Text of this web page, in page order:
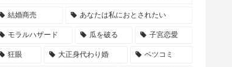
結婚商売 あなたは私におとされたい
モラルハザード 瓜を破る 子宮恋愛
狂眼 大正身代わり婚 ベツコミ